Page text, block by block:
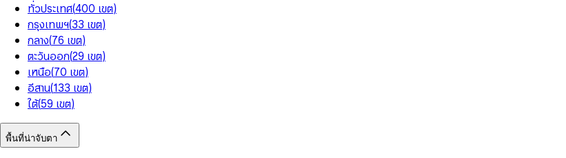
ทั่วประเทศ(400 เขต)
กรุงเทพฯ(33 เขต)
กลาง(76 เขต)
ตะวันออก(29 เขต)
เหนือ(70 เขต)
อีสาน(133 เขต)
ใต้(59 เขต)
พื้นที่น่าจับตา